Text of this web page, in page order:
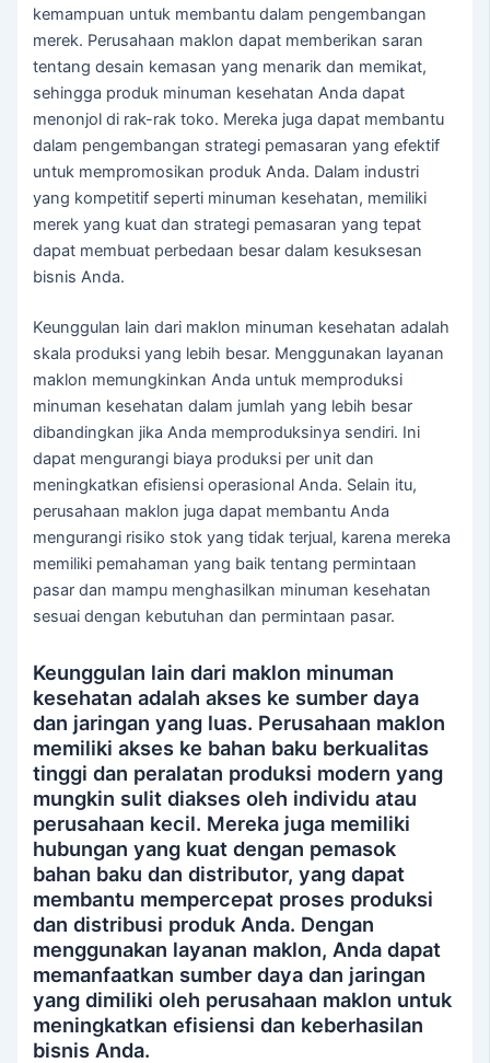
kemampuan untuk membantu dalam pengembangan
merek. Perusahaan maklon dapat memberikan saran
tentang desain kemasan yang menarik dan memikat,
sehingga produk minuman kesehatan Anda dapat
menonjol di rak-rak toko. Mereka juga dapat membantu
dalam pengembangan strategi pemasaran yang efektif
untuk mempromosikan produk Anda. Dalam industri
yang kompetitif seperti minuman kesehatan, memiliki
merek yang kuat dan strategi pemasaran yang tepat
dapat membuat perbedaan besar dalam kesuksesan
bisnis Anda.
Keunggulan lain dari maklon minuman kesehatan adalah
skala produksi yang lebih besar. Menggunakan layanan
maklon memungkinkan Anda untuk memproduksi
minuman kesehatan dalam jumlah yang lebih besar
dibandingkan jika Anda memproduksinya sendiri. Ini
dapat mengurangi biaya produksi per unit dan
meningkatkan efisiensi operasional Anda. Selain itu,
perusahaan maklon juga dapat membantu Anda
mengurangi risiko stok yang tidak terjual, karena mereka
memiliki pemahaman yang baik tentang permintaan
pasar dan mampu menghasilkan minuman kesehatan
sesuai dengan kebutuhan dan permintaan pasar.
Keunggulan lain dari maklon minuman
kesehatan adalah akses ke sumber daya
dan jaringan yang luas. Perusahaan maklon
memiliki akses ke bahan baku berkualitas
tinggi dan peralatan produksi modern yang
mungkin sulit diakses oleh individu atau
perusahaan kecil. Mereka juga memiliki
hubungan yang kuat dengan pemasok
bahan baku dan distributor, yang dapat
membantu mempercepat proses produksi
dan distribusi produk Anda. Dengan
menggunakan layanan maklon, Anda dapat
memanfaatkan sumber daya dan jaringan
yang dimiliki oleh perusahaan maklon untuk
meningkatkan efisiensi dan keberhasilan
bisnis Anda.